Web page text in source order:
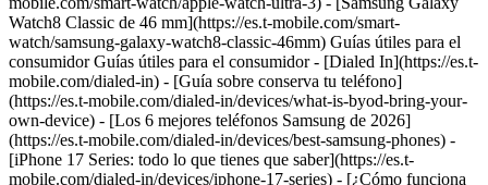
Watch8 Classic de 46 mm](https://es.t-mobile.com/smart-
watch/samsung-galaxy-watch8-classic-46mm) Guías útiles para el
consumidor Guías útiles para el consumidor - [Dialed In](https://es.t-
mobile.com/dialed-in) - [Guía sobre conserva tu teléfono]
(https://es.t-mobile.com/dialed-in/devices/what-is-byod-bring-your-
own-device) - [Los 6 mejores teléfonos Samsung de 2026]
(https://es.t-mobile.com/dialed-in/devices/best-samsung-phones) -
[iPhone 17 Series: todo lo que tienes que saber](https://es.t-
mobile.com/dialed-in/devices/iphone-17-series) - [¿Cómo funciona